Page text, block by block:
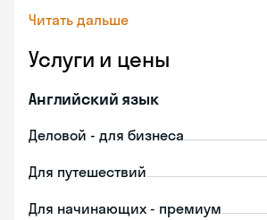
Читать дальше
Услуги и цены
Английский язык
Деловой - для бизнеса
Для путешествий
Для начинающих - премиум